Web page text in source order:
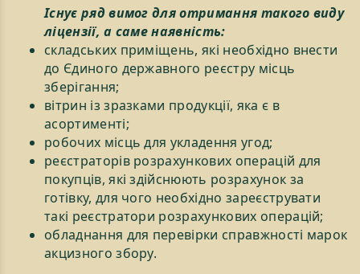
Існує ряд вимог для отримання такого виду
ліцензії, а саме наявність:
складських приміщень, які необхідно внести
до Єдиного державного реєстру місць
зберігання;
вітрин із зразками продукції, яка є в
асортименті;
робочих місць для укладення угод;
реєстраторів розрахункових операцій для
покупців, які здійснюють розрахунок за
готівку, для чого необхідно зареєструвати
такі реєстратори розрахункових операцій;
обладнання для перевірки справжності марок
акцизного збору.